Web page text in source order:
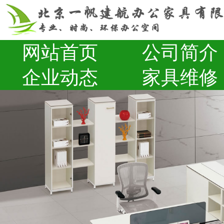
网站首页
公司简介
企业动态
家具维修